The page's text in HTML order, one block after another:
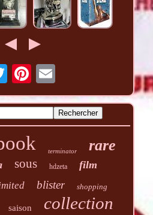
terminator rare
sous hdzeta film
blister shopping
saison collection